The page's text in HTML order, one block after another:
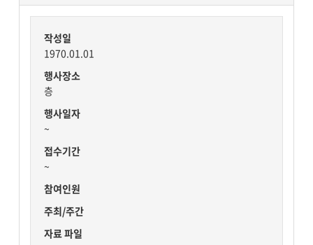
작성일
1970.01.01
행사장소
층
행사일자
~
접수기간
~
참여인원
주최/주간
자료 파일